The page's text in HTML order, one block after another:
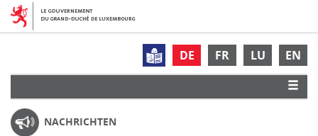
DE FR LU EN
NACHRICHTEN